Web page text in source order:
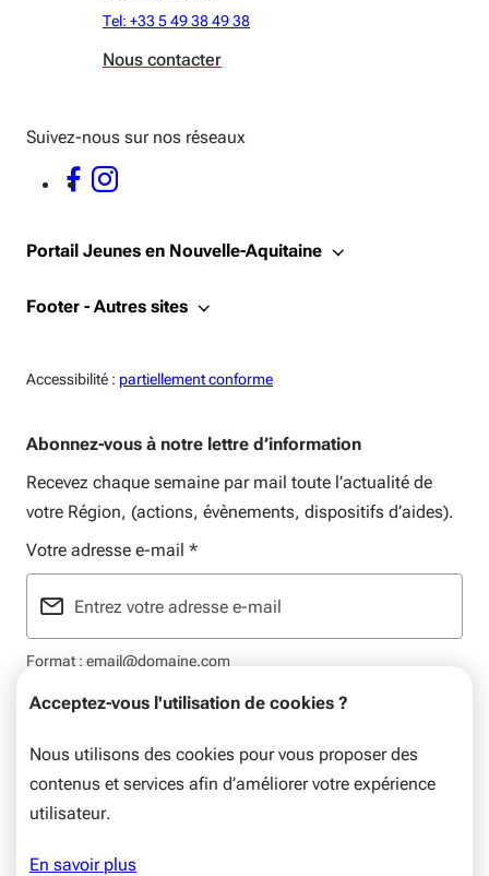
Acceptez-vous l'utilisation de cookies ?
Nous utilisons des cookies pour vous proposer des
contenus et services afin d’améliorer votre expérience
utilisateur.
En savoir plus
Tel: +33 5 49 38 49 38
Nous contacter
Suivez-nous sur nos réseaux
FACEBOOK - OUVERTURE DANS UNE NOUVELLE FENÊTRE
INSTAGRAM - OUVERTURE DANS UNE NOUVELLE FENÊTRE
Portail Jeunes en Nouvelle-Aquitaine
Footer - Autres sites
Accessibilité : Accessiblité:
partiellement conforme
Abonnez-vous à notre lettre d’information
Recevez chaque semaine par mail toute l’actualité de
votre Région, (actions, évènements, dispositifs d’aides).
Votre adresse e-mail *
Format : email@domaine.com
Mentions légales